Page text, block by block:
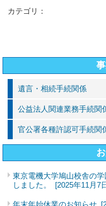
カテゴリ：
遺言・相続手続関係
公益法人関連業務手続関
官公署各種許認可手続関
東京電機大学鳩山校舎の
しました。 [2025年11月7
年末年始休業のお知らせ